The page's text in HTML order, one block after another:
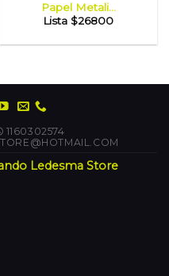
Papel Metali...
Lista $26800
1160302574
Ledesma Store